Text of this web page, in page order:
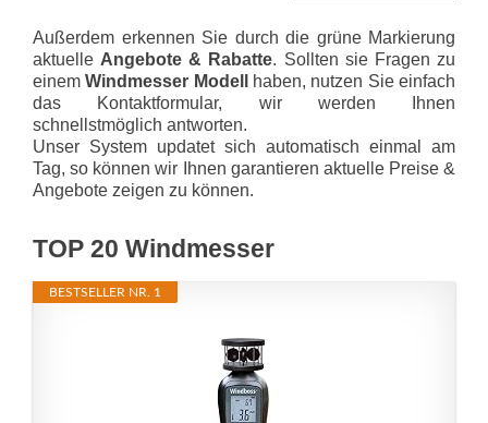
Außerdem erkennen Sie durch die grüne Markierung
aktuelle Angebote & Rabatte. Sollten sie Fragen zu
einemWindmesser Modell
haben, nutzen Sie einfach
das Kontaktformular, wir werden Ihnen
schnellstmöglich antworten.
Unser System updatet sich automatisch einmal am
Tag, so können wir Ihnen garantieren aktuelle Preise &
Angebote zeigen zu können.
TOP 20 Windmesser
BESTSELLER NR. 1